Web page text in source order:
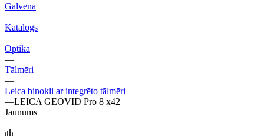
Galvenā
—
Katalogs
—
Optika
—
Tālmēri
—
Leica binokli ar integrēto tālmēri
—LEICA GEOVID Pro 8 x42
Jaunums